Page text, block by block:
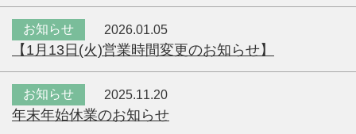
お知らせ 2026.01.05
【1月13日(火)営業時間変更のお知らせ】
お知らせ 2025.11.20
年末年始休業のお知らせ